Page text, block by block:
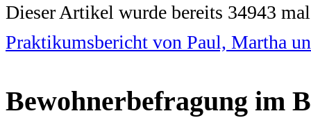
Dieser Artikel wurde bereits 34943 mal
Praktikumsbericht von Paul, Martha
Bewohnerbefragung im